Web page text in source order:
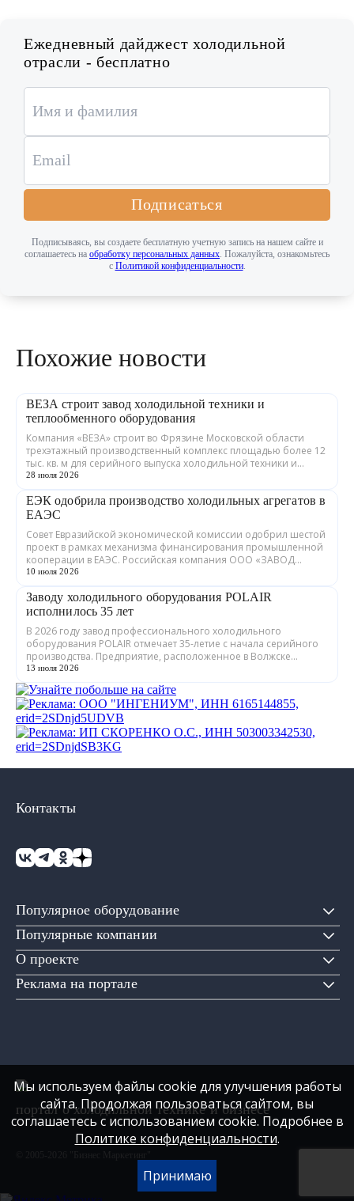
Ежедневный дайджест холодильной
отрасли - бесплатно
Подписаться
Подписываясь, вы создаете бесплатную учетную запись на нашем сайте и
соглашаетесь на обработку персональных данных . Пожалуйста, ознакомьтесь
с Политикой конфиденциальности.
Похожие новости
ВЕЗА строит завод холодильной техники и
теплообменного оборудования
Компания «ВЕЗА» строит во Фрязине Московской области
трехэтажный производственный комплекс площадью более 12
тыс. кв. м для серийного выпуска холодильной техники и
теплообменного оборудования. ...
28 июля 2026
ЕЭК одобрила производство холодильных агрегатов в
ЕАЭС
Совет Евразийской экономической комиссии одобрил шестой
проект в рамках механизма финансирования промышленной
кооперации в ЕАЭС. Российская компания ООО «ЗАВОД
ГРАДИЕНТ» совместно с предприятия...
10 июля 2026
Заводу холодильного оборудования POLAIR
исполнилось 35 лет
В 2026 году завод профессионального холодильного
оборудования POLAIR отмечает 35-летие с начала серийного
производства. Предприятие, расположенное в Волжске
Республики Марий Эл, выпускает обору...
13 июля 2026
Популярное оборудование
Популярные компании
О проекте
Реклама на портале
Контакты
портал о холодильной технике и бизнесе
Мы используем файлы cookie для улучшения работы
сайта. Продолжая пользоваться сайтом, вы
соглашаетесь с использованием cookie. Подробнее в
Политике конфиденциальности.
Принимаю